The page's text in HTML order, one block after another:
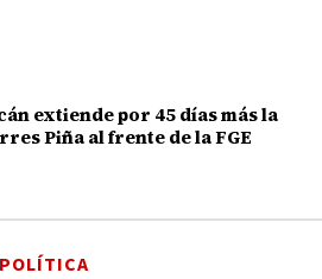
extiende por 45 días más la
Piña al frente de la FGE
POLÍTICA